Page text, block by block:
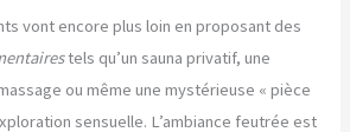
vont encore plus loin en proposant des
tels qu’un sauna privatif, une
ou même une mystérieuse « pièce
sensuelle. L’ambiance feutrée est